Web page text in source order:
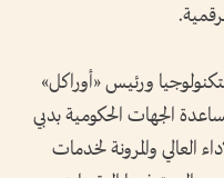
ورئيس «أوراكل»
الجهات الحكومية بدبي
العالي والمرونة لخدمات